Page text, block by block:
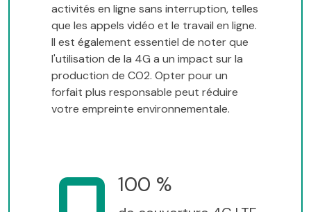
activités en ligne sans interruption, telles
que les appels vidéo et le travail en ligne.
Il est également essentiel de noter que
l'utilisation de la 4G a un impact sur la
production de CO2. Opter pour un
forfait plus responsable peut réduire
votre empreinte environnementale.
100 %